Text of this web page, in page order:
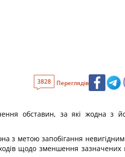
3828 Переглядів
обставин, за які жодна з
з метою запобігання
щодо зменшення зазначених